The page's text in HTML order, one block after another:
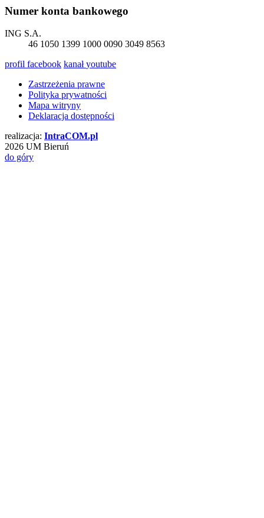
Numer konta bankowego
ING S.A.
46 1050 1399 1000 0090 3049 8563
profil facebook kanałyoutube
Zastrzeżenia prawne
Polityka prywatności
Mapa witryny
Deklaracja dostępności
realizacja: IntraCOM.pl
2026 UM Bieruń
do góry